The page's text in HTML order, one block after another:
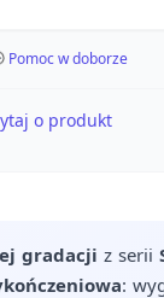
Pomoc w doborze
o produkt
gradacji z serii
: